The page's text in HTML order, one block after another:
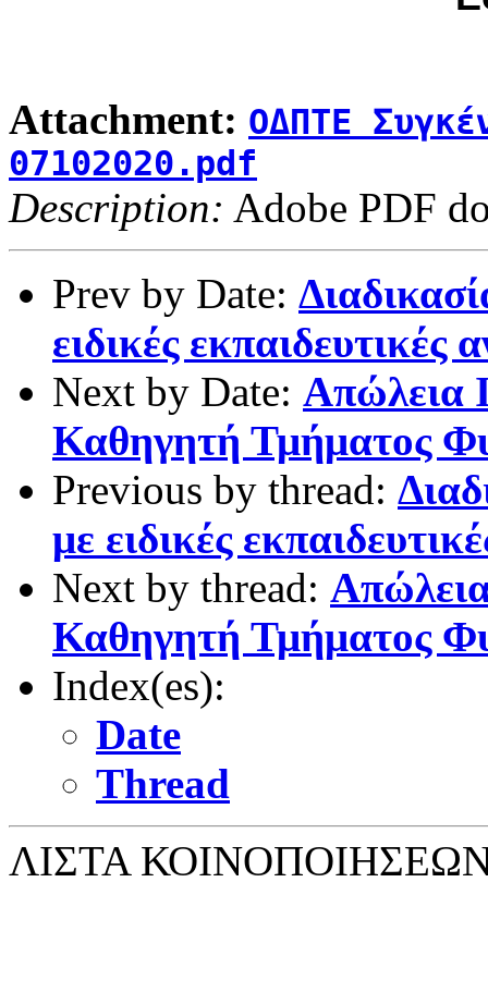
Attachment: ΟΔΠΤΕ
07102020.pdf
Description: Adobe PDF
Prev by Date:
ειδικές εκπαιδευτικές
Next by Date: Απώλεια
Καθηγητή Τμήματος
Previous by thread:
με ειδικές
Next by thread:
Καθηγητή Τμήματος
Index(es):
Date
Thread
ΛΙΣΤΑ